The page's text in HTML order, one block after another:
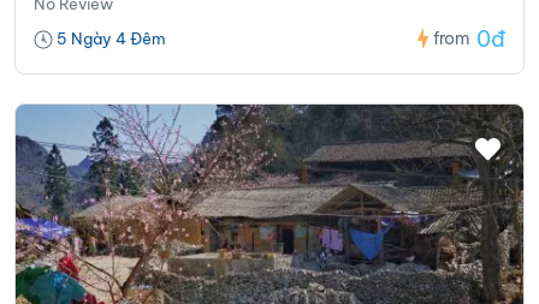
5 Ngày 4 Đêm
from 0đ